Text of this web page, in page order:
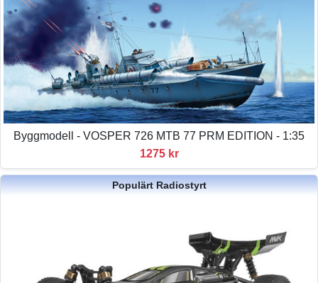
Byggmodell - VOSPER 726 MTB 77 PRM EDITION - 1:35
1275 kr
Populärt Radiostyrt